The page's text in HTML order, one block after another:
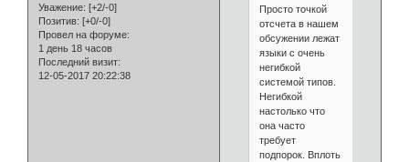
Уважение: [+2/-0]
Позитив: [+0/-0]
Провел на форуме:
1 день 18 часов
Последний визит:
12-05-2017 20:22:38
Просто точкой
отсчета в нашем
обсужении лежат
языки с очень
негибкой
системой типов.
Негибкой
настолько что
она часто
требует
подпорок. Вплоть